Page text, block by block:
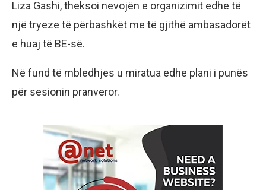
Liza Gashi, theksoi nevojën e organizimit edhe të
një tryeze të përbashkët me të gjithë ambasadorët
e huaj të BE-së.
Në fund të mbledhjes u miratua edhe plani i punës
për sesionin pranveror.